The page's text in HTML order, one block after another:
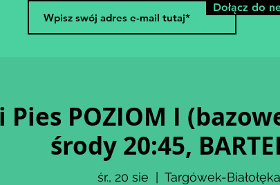
Pies POZIOM I
środy 20:45,
śr., 20 sie Targówek-Białołęka
Dołącz do